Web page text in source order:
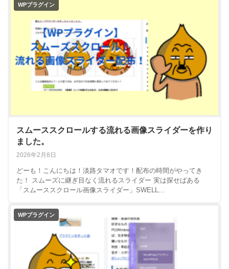
WPプラグイン
スムーススクロールする流れる画像スライダーを作り
ました。
2026年2月8日
どーも！こんにちは！淡路タマオです！配布の時間がやってき
た！ スムーズに継ぎ目なく流れるスライダー 実は探せばある
「スムーススクロール画像スライダー」SWELL...
WPプラグイン